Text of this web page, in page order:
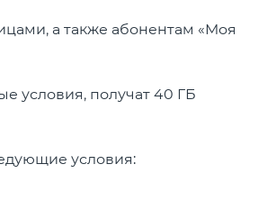
а также абонентам «Моя
условия, получат 40 ГБ
условия: